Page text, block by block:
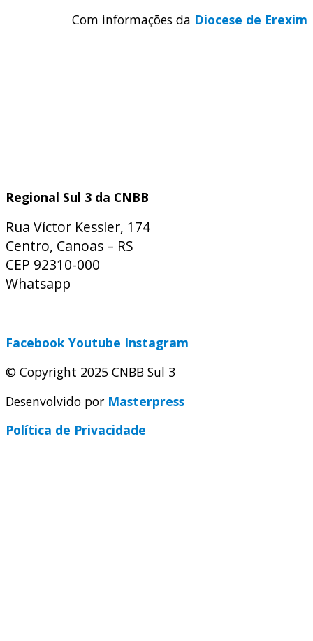
Com informações da Diocese de Erexim
Regional Sul 3 da CNBB
Rua Víctor Kessler, 174
Centro, Canoas – RS
CEP 92310-000
Whatsapp
Facebook Youtube Instagram
© Copyright 2025 CNBB Sul 3
Desenvolvido por Masterpress
Política de Privacidade